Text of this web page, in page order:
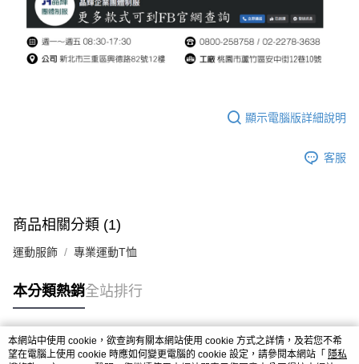
顯示電腦版詳細說明
客服
商品相關分類 (1)
運動服飾 專業運動T恤
本分類熱銷全站排行
熱門標籤
本網站中使用 cookie，欲查詢有關本網站使用 cookie 方式之詳情，及若您不希
望在電腦上使用 cookie 時應如何變更電腦的 cookie 設定，請參閱本網站「 隱私